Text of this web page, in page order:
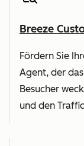
Breeze
Fördern Sie
Agent, der
Besucher
und den